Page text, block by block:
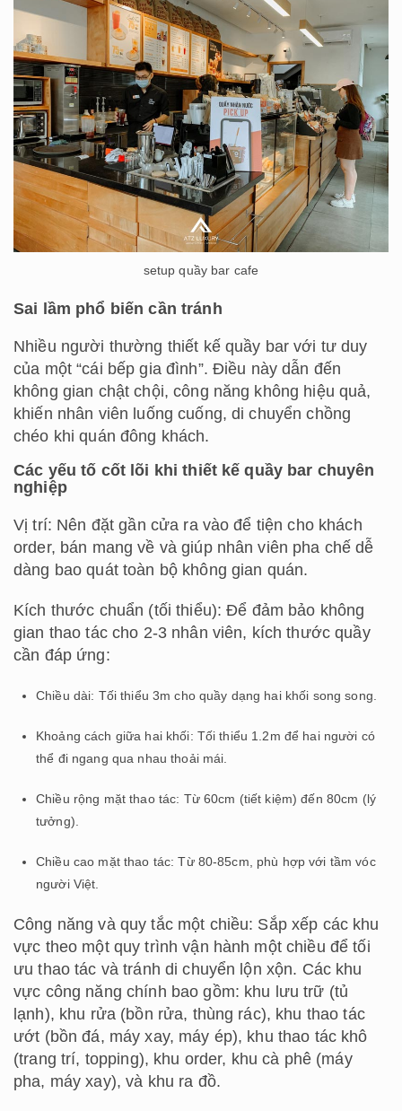
setup quầy bar cafe
Sai lầm phổ biến cần tránh
Nhiều người thường thiết kế quầy bar với tư duy
của một “cái bếp gia đình”. Điều này dẫn đến
không gian chật chội, công năng không hiệu quả,
khiến nhân viên luống cuống, di chuyển chồng
chéo khi quán đông khách.
Các yếu tố cốt lõi khi thiết kế quầy bar chuyên
nghiệp
Vị trí: Nên đặt gần cửa ra vào để tiện cho khách
order, bán mang về và giúp nhân viên pha chế dễ
dàng bao quát toàn bộ không gian quán.
Kích thước chuẩn (tối thiểu): Để đảm bảo không
gian thao tác cho 2-3 nhân viên, kích thước quầy
cần đáp ứng:
Chiều dài: Tối thiểu 3m cho quầy dạng hai khối song song.
Khoảng cách giữa hai khối: Tối thiểu 1.2m để hai người có
thể đi ngang qua nhau thoải mái.
Chiều rộng mặt thao tác: Từ 60cm (tiết kiệm) đến 80cm (lý
tưởng).
Chiều cao mặt thao tác: Từ 80-85cm, phù hợp với tầm vóc
người Việt.
Công năng và quy tắc một chiều: Sắp xếp các khu
vực theo một quy trình vận hành một chiều để tối
ưu thao tác và tránh di chuyển lộn xộn. Các khu
vực công năng chính bao gồm: khu lưu trữ (tủ
lạnh), khu rửa (bồn rửa, thùng rác), khu thao tác
ướt (bồn đá, máy xay, máy ép), khu thao tác khô
(trang trí, topping), khu order, khu cà phê (máy
pha, máy xay), và khu ra đồ.